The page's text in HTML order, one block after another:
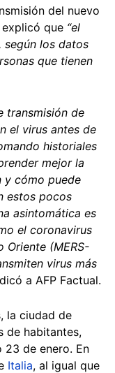
del nuevo
que “el
según los datos
que tienen
transmisión de
el virus antes de
historiales
mejor la
y cómo puede
estos pocos
asintomática es
el coronavirus
Oriente (MERS-
virus más
a AFP Factual.
la ciudad de
de habitantes,
23 de enero. En
Italia, al igual que